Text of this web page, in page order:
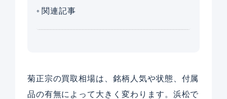
関連記事
菊正宗の買取相場は、銘柄人気や状態、付属
品の有無によって大きく変わります。浜松で